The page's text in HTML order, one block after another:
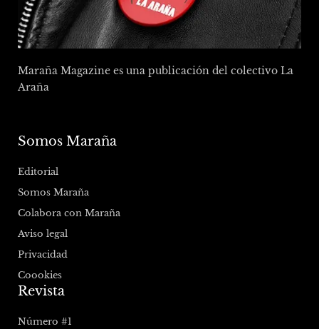
Maraña Magazine es una publicación del colectivo La
Araña
Somos Maraña
Editorial
Somos Maraña
Colabora con Maraña
Aviso legal
Privacidad
Coookies
Revista
Número #1